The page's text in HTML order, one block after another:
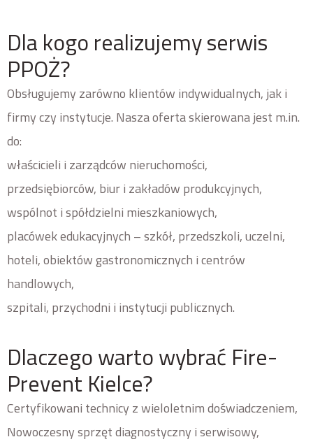
Dla kogo realizujemy serwis
PPOŻ?
Obsługujemy zarówno klientów indywidualnych, jak i
firmy czy instytucje. Nasza oferta skierowana jest m.in.
do:
właścicieli i zarządców nieruchomości,
przedsiębiorców, biur i zakładów produkcyjnych,
wspólnot i spółdzielni mieszkaniowych,
placówek edukacyjnych – szkół, przedszkoli, uczelni,
hoteli, obiektów gastronomicznych i centrów
handlowych,
szpitali, przychodni i instytucji publicznych.
Dlaczego warto wybrać Fire-
Prevent Kielce?
Certyfikowani technicy z wieloletnim doświadczeniem,
Nowoczesny sprzęt diagnostyczny i serwisowy,